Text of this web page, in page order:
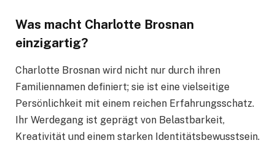
Was macht Charlotte Brosnan
einzigartig?
Charlotte Brosnan wird nicht nur durch ihren
Familiennamen definiert; sie ist eine vielseitige
Persönlichkeit mit einem reichen Erfahrungsschatz.
Ihr Werdegang ist geprägt von Belastbarkeit,
Kreativität und einem starken Identitätsbewusstsein.